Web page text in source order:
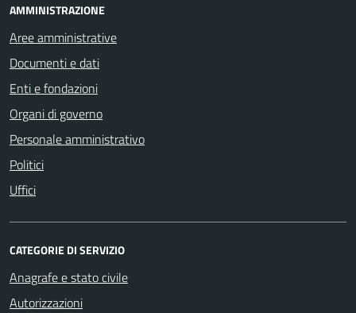
AMMINISTRAZIONE
Aree amministrative
Documenti e dati
Enti e fondazioni
Organi di governo
Personale amministrativo
Politici
Uffici
CATEGORIE DI SERVIZIO
Anagrafe e stato civile
Autorizzazioni